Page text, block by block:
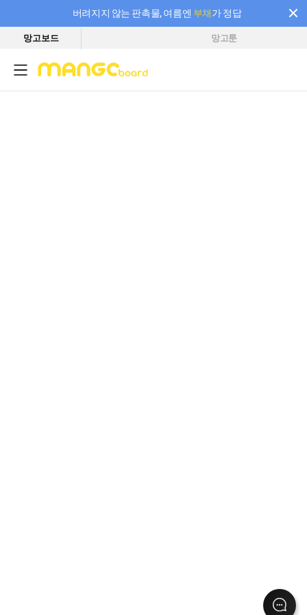
버려지지 않는 판촉물, 여름엔 부채가 정답
필요한 만큼 충전하고 끊김 없이 작업하세요! 새로워진 AI 부스터 요금제
망고보드 망고툰